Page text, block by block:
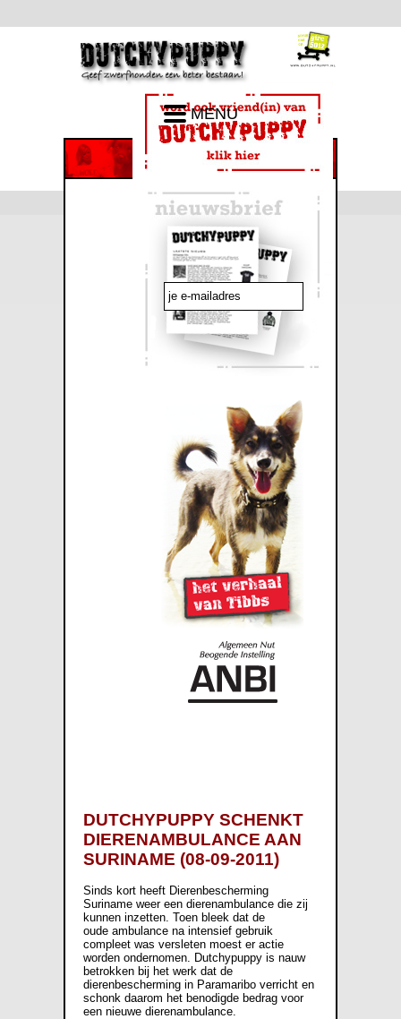
MENU
emailadres
DUTCHYPUPPY SCHENKT
DIERENAMBULANCE AAN
SURINAME (08-09-2011)
Sinds kort heeft Dierenbescherming
Suriname weer een dierenambulance die zij
kunnen inzetten. Toen bleek dat de
oude ambulance na intensief gebruik
compleet was versleten moest er actie
worden ondernomen. Dutchypuppy is nauw
betrokken bij het werk dat de
dierenbescherming in Paramaribo verricht en
schonk daarom het benodigde bedrag voor
een nieuwe dierenambulance.